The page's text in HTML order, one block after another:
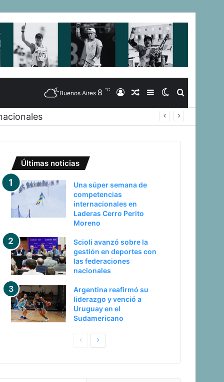
Buscar
Switch
skin
Barra
Lateral
Artículo
Aleatorio
Iniciar
Buenos Aires 8 ℃
Últimas noticias
Una súper semana de
competencias
internacionales en
Laderas Cerro Perito
Moreno
Scioli avanzó sobre la
gestión en deportes con
las federaciones
nacionales
Argentina reafirmó su
liderazgo y venció a
Uruguay en el
Sudamericano
PaginaSiguiente